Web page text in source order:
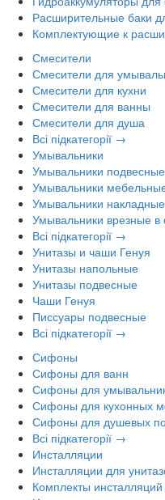
Расширительные баки
Комплектующие к
Смесители
Смесители для
Смесители для кухни
Смесители для ванны
Смесители для душа
Всі підкатегорії →
Умывальники
Умывальники подвесные
Умывальники
Умывальники
Умывальники врезные в
Всі підкатегорії →
Унитазы и чаши Генуя
Унитазы напольные
Унитазы подвесные
Чаши Генуя
Писсуары подвесные
Всі підкатегорії →
Сифоны
Сифоны для ванн
Сифоны для
Сифоны для кухонных
Сифоны для душевых
Всі підкатегорії →
Инсталляции
Инсталляции для
Комплекты инсталляций